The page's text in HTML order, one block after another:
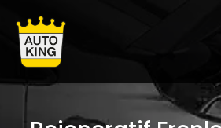
Araç Bakım ve Onarım